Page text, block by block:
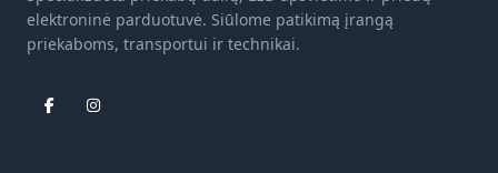
elektroninė parduotuvė. Siūlome patikimą įrangą
priekaboms, transportui ir technikai.